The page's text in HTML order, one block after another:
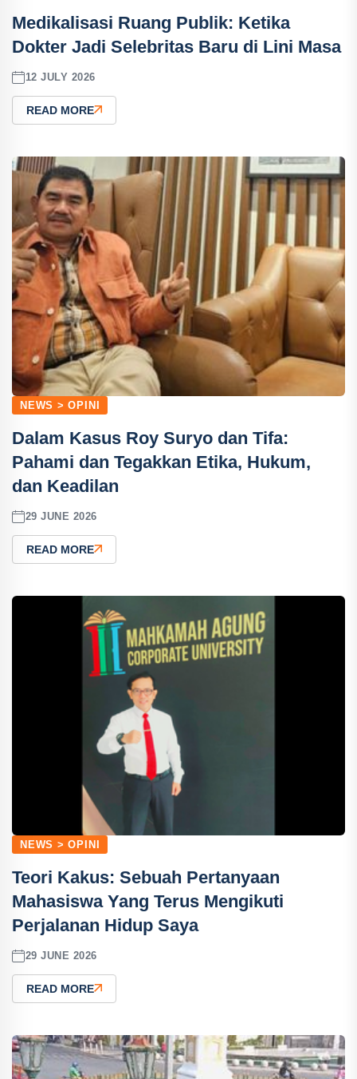
Medikalisasi Ruang Publik: Ketika
Dokter Jadi Selebritas Baru di Lini Masa
12 JULY 2026
READ MORE
NEWS > OPINI
Dalam Kasus Roy Suryo dan Tifa:
Pahami dan Tegakkan Etika, Hukum,
dan Keadilan
29 JUNE 2026
READ MORE
NEWS > OPINI
Teori Kakus: Sebuah Pertanyaan
Mahasiswa Yang Terus Mengikuti
Perjalanan Hidup Saya
29 JUNE 2026
READ MORE